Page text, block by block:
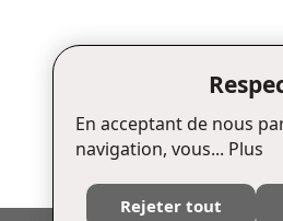
En acceptant de nous
navigation, vous... Plus
Rejeter tout